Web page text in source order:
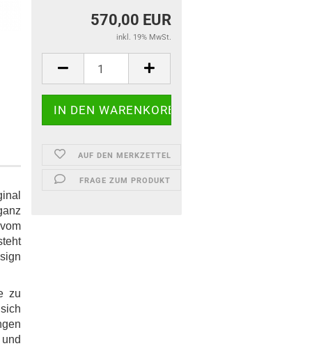
570,00 EUR
inkl. 19% MwSt.
AUF DEN MERKZETTEL
FRAGE ZUM PRODUKT
zu